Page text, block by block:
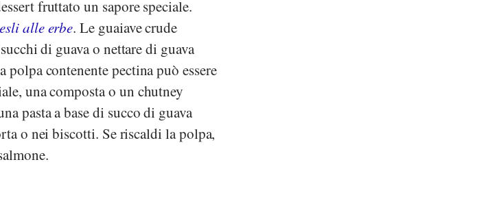
fruttato un sapore speciale.
alle erbe. Le guaiave crude
di guava o nettare di guava
contenente pectina può essere
una composta o un chutney
pasta a base di succo di guava
o nei biscotti. Se riscaldi la polpa,